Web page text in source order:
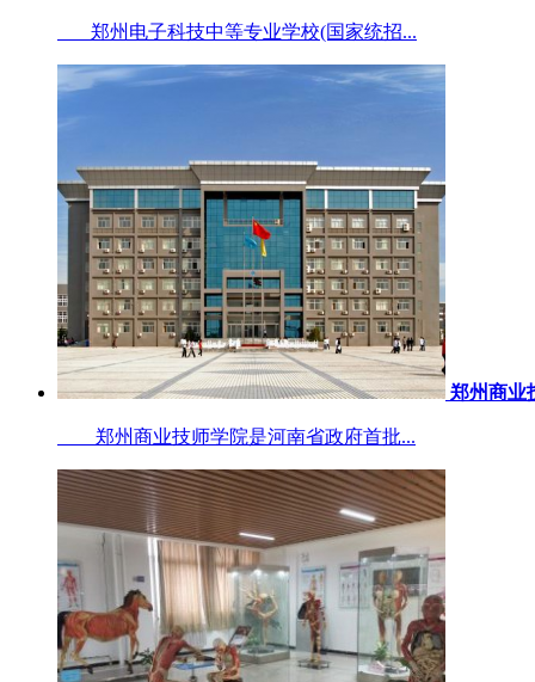
郑州电子科技中等专业学校(国家统招...
郑州商业
郑州商业技师学院是河南省政府首批...